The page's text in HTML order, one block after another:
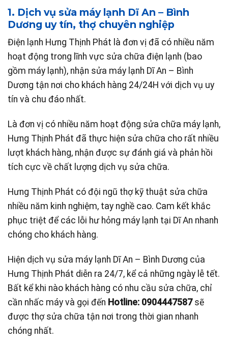
1. Dịch vụ sửa máy lạnh Dĩ An – Bình
Dương uy tín, thợ chuyên nghiệp
Điện lạnh Hưng Thịnh Phát là đơn vị đã có nhiều năm
hoạt động trong lĩnh vực sửa chữa điện lạnh (bao
gồm máy lạnh), nhận sửa máy lạnh Dĩ An – Bình
Dương tận nơi cho khách hàng 24/24H với dịch vụ uy
tín và chu đáo nhất.
Là đơn vị có nhiều năm hoạt động sửa chữa máy lạnh,
Hưng Thịnh Phát đã thực hiện sửa chữa cho rất nhiều
lượt khách hàng, nhận được sự đánh giá và phản hồi
tích cực về chất lượng dịch vụ sửa chữa.
Hưng Thịnh Phát có đội ngũ thợ kỹ thuật sửa chữa
nhiều năm kinh nghiệm, tay nghề cao. Cam kết khắc
phục triệt để các lỗi hư hỏng máy lạnh tại Dĩ An nhanh
chóng cho khách hàng.
Hiện dịch vụ sửa máy lạnh Dĩ An – Bình Dương của
Hưng Thịnh Phát diễn ra 24/7, kể cả những ngày lễ tết.
Bất kể khi nào khách hàng có nhu cầu sửa chữa, chỉ
cần nhấc máy và gọi đến Hotline: 0904447587sẽ
được thợ sửa chữa tận nơi trong thời gian nhanh
chóng nhất.